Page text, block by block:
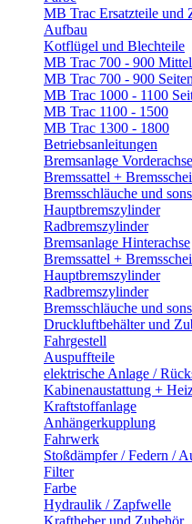
MB Trac Ersatzteile und
Aufbau
Kotflügel und Blechteile
MB Trac 700 - 900
MB Trac 700 - 900
MB Trac 1000 - 1100
MB Trac 1100 - 1500
MB Trac 1300 - 1800
Betriebsanleitungen
Bremsanlage Vorderachse
Bremssattel +
Bremsschläuche und
Hauptbremszylinder
Radbremszylinder
Bremsanlage Hinterachse
Bremssattel +
Hauptbremszylinder
Radbremszylinder
Bremsschläuche und
Druckluftbehälter und
Fahrgestell
Auspuffteile
elektrische Anlage /
Kabinenaustattung +
Kraftstoffanlage
Anhängerkupplung
Fahrwerk
Stoßdämpfer / Federn /
Filter
Farbe
Hydraulik / Zapfwelle
Kraftheber und Zubehör